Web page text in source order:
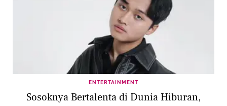
ENTERTAINMENT
Sosoknya Bertalenta di Dunia Hiburan,